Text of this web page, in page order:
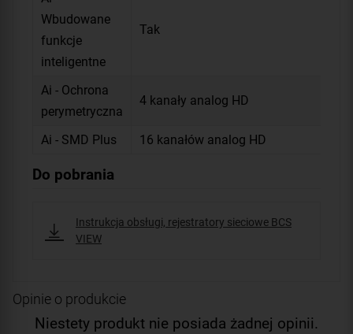
Wbudowane
funkcje
inteligentne
Tak
Ai - Ochrona
perymetryczna
4 kanały analog HD
Ai - SMD Plus 16 kanałów analog HD
Do pobrania
Instrukcja obsługi, rejestratory sieciowe BCS
VIEW
Opinie o produkcie
Niestety produkt nie posiada żadnej opinii.